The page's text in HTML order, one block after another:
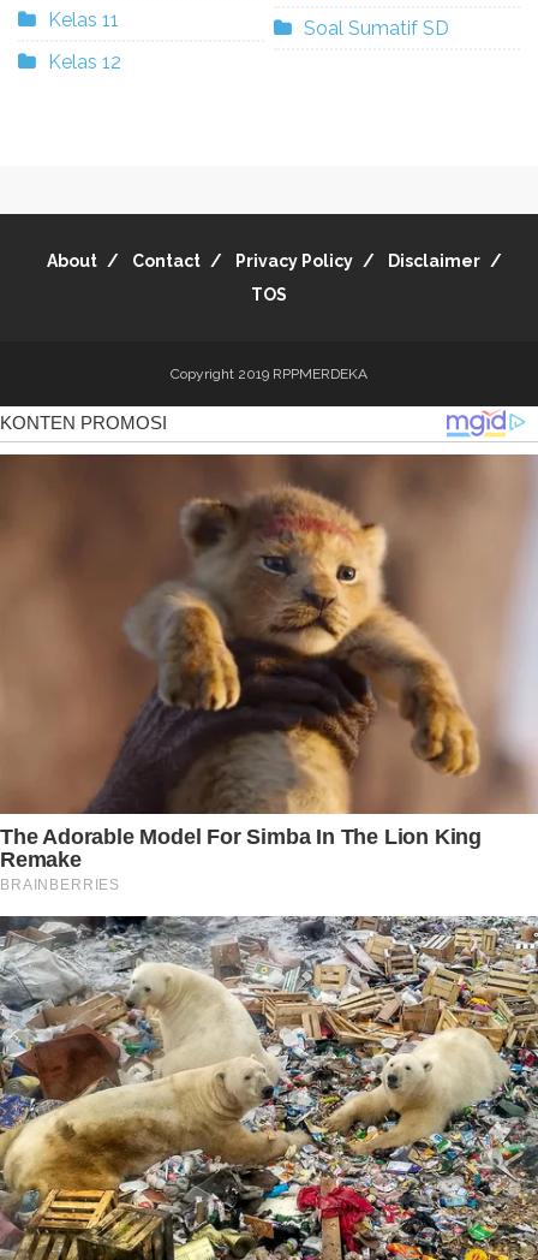
Kelas 11
Kelas 12
Soal Sumatif SD
About Contact Privacy Policy
Disclaimer
TOS
Copyright 2019 RPPMERDEKA